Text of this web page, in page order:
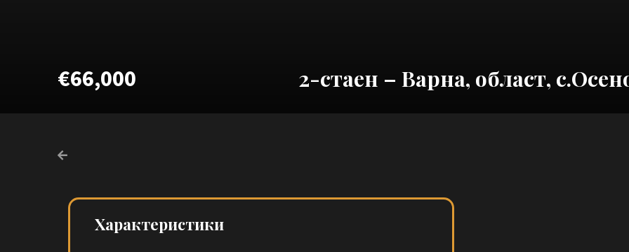
€66,000 2-стаен – Варна, област,
Характеристики